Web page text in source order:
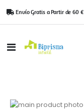
Envío Gratis a Partir de 60 €
Toggle
Saltar